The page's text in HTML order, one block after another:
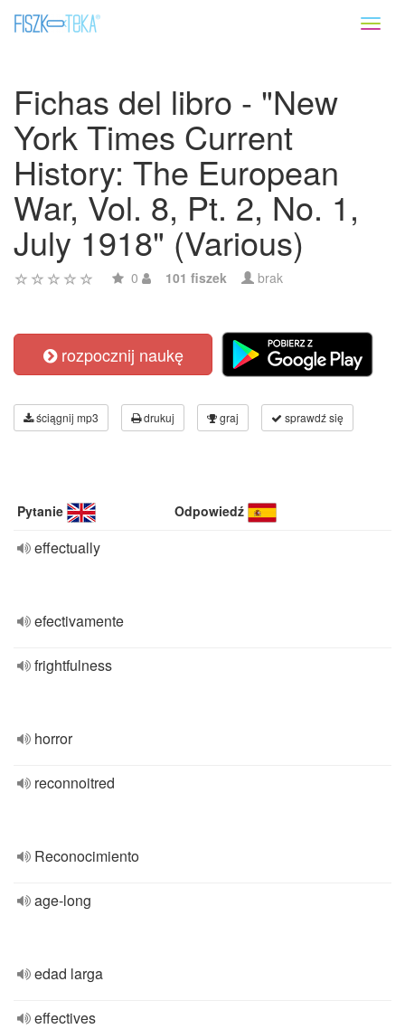
Fichas del libro - "New
York Times Current
History: The European
War, Vol. 8, Pt. 2, No. 1,
July 1918" (Various)
0 101 fiszek brak
rozpocznij naukę
ściągnij mp3 drukuj graj sprawdź się
Pytanie Odpowiedź
effectually
efectivamente
frightfulness
horror
reconnoitred
Reconocimiento
age-long
edad larga
effectives